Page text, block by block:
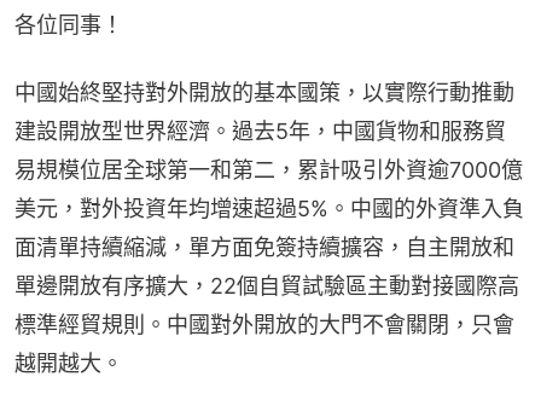
各位同事！
中國始終堅持對外開放的基本國策，以實際行動推動
建設開放型世界經濟。過去5年，中國貨物和服務貿
易規模位居全球第一和第二，累計吸引外資逾7000億
美元，對外投資年均增速超過5%。中國的外資準入負
面清單持續縮減，單方面免簽持續擴容，自主開放和
單邊開放有序擴大，22個自貿試驗區主動對接國際高
標準經貿規則。中國對外開放的大門不會關閉，只會
越開越大。